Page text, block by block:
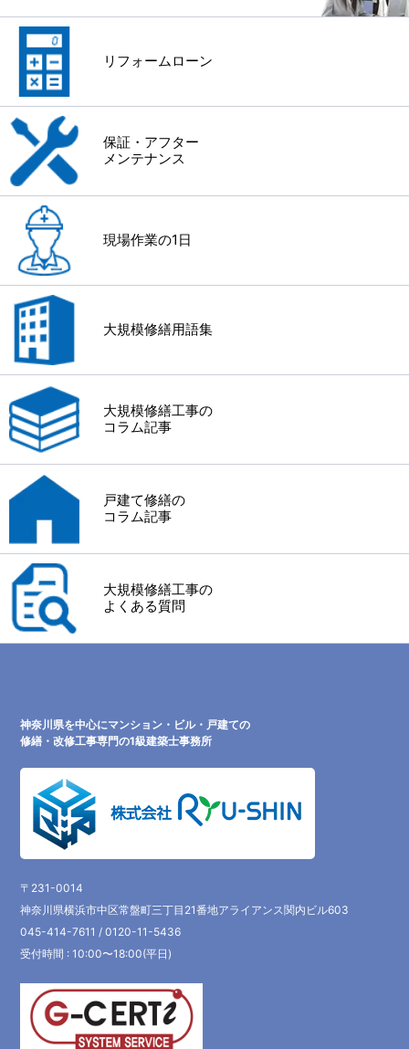
リフォームローン
保証・アフター
メンテナンス
現場作業の1日
大規模修繕用語集
大規模修繕工事の
コラム記事
戸建て修繕の
コラム記事
大規模修繕工事の
よくある質問
神奈川県を中心にマンション・ビル・戸建ての
修繕・改修工事専門の1級建築士事務所
〒231-0014
神奈川県横浜市中区常盤町三丁目21番地アライアンス関内ビル603
045-414-7611 / 0120-11-5436
受付時間 : 10:00〜18:00(平日)